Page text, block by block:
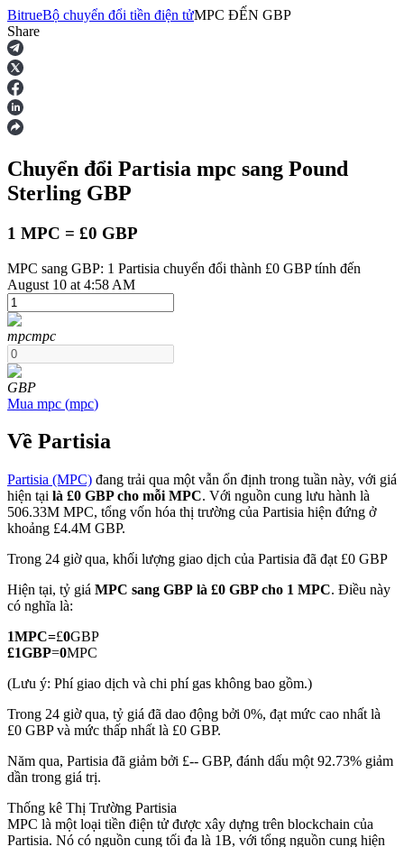
Hợp đồng tương lai
USDT Futures
COIN-M Futures
Futures sử dụng token làm tài sản thế chấp
TradFi
Phái sinh cổ phiếu, ngoại hối, kim loại quý và hàng hóa
Futures sử dụng USDC làm tài sản thế chấp
BitrueBộ chuyển đổi tiền điện tửMPC ĐẾN GBP
Share
Chuyển đổi Partisia mpc sang Pound
Sterling GBP
1 MPC = £0 GBP
MPC sang GBP: 1 Partisia chuyển đổi thành £0 GBP tính đến
August 10 at 4:58 AM
mpcmpc
GBP
Mua mpc (mpc)
Về Partisia
Partisia (MPC) đang trải qua một vẫn ổn định trong tuần này, với giá
hiện tại là £0 GBP cho mỗi MPC. Với nguồn cung lưu hành là
506.33M MPC, tổng vốn hóa thị trường của Partisia hiện đứng ở
khoảng £4.4M GBP.
Trong 24 giờ qua, khối lượng giao dịch của Partisia đã đạt £0 GBP
Hiện tại, tỷ giá MPC sang GBP là £0 GBP cho 1 MPC. Điều này
có nghĩa là:
1MPC=£0GBP
£1GBP=0MPC
(Lưu ý: Phí giao dịch và chi phí gas không bao gồm.)
Trong 24 giờ qua, tỷ giá đã dao động bởi 0%, đạt mức cao nhất là
£0 GBP và mức thấp nhất là £0 GBP.
Năm qua, Partisia đã giảm bởi £-- GBP, đánh dấu một 92.73% giảm
dần trong giá trị.
Thống kê Thị Trường Partisia
MPC là một loại tiền điện tử được xây dựng trên blockchain của
Partisia. Nó có nguồn cung tối đa là 1B, với tổng nguồn cung hiện